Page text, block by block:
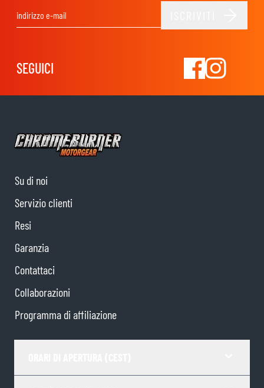
SEGUICI
Su di noi
Servizio clienti
Resi
Garanzia
Contattaci
Collaborazioni
Programma di affiliazione